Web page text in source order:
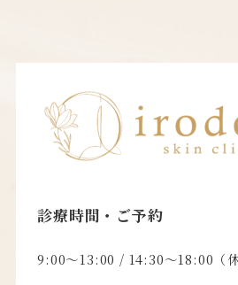
診療時間・ご予約
9:00〜13:00 / 14:30〜18:00（